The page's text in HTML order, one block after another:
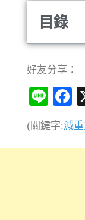
目錄
好友分享：
Line
(關鍵字:減